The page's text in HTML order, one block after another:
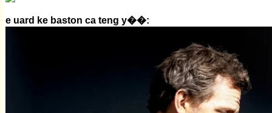
e uard ke baston ca teng y��: